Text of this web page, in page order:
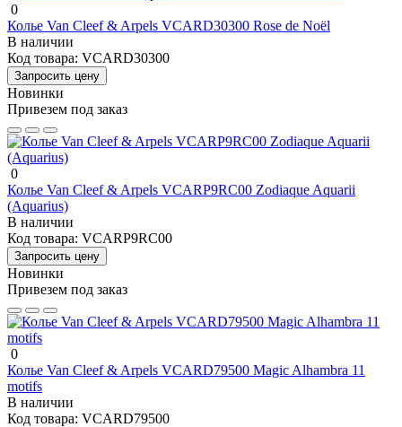
0
Колье Van Cleef & Arpels VCARD30300 Rose de Noël
В наличии
Код товара: VCARD30300
Запросить цену
Новинки
Привезем под заказ
0
Колье Van Cleef & Arpels VCARP9RC00 Zodiaque Aquarii
(Aquarius)
В наличии
Код товара: VCARP9RC00
Запросить цену
Новинки
Привезем под заказ
0
Колье Van Cleef & Arpels VCARD79500 Magic Alhambra 11
motifs
В наличии
Код товара: VCARD79500